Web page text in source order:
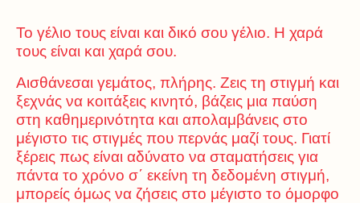
Το γέλιο τους είναι και δικό σου γέλιο. Η χαρά
τους είναι και χαρά σου.
Αισθάνεσαι γεμάτος, πλήρης. Ζεις τη στιγμή και
ξεχνάς να κοιτάξεις κινητό, βάζεις μια παύση
στη καθημερινότητα και απολαμβάνεις στο
μέγιστο τις στιγμές που περνάς μαζί τους. Γιατί
ξέρεις πως είναι αδύνατο να σταματήσεις για
πάντα το χρόνο σ΄ εκείνη τη δεδομένη στιγμή,
μπορείς όμως να ζήσεις στο μέγιστο το όμορφο